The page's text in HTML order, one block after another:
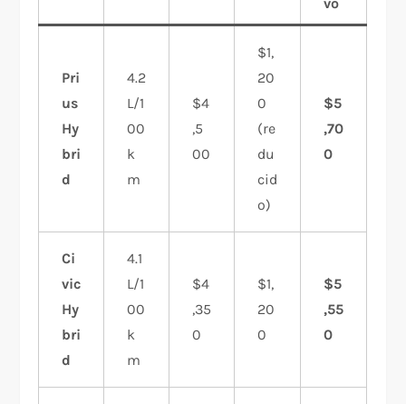
Pri
us
Hy
bri
d
4.2
L/1
00
k
m
$4
,5
00
$1,
20
0
(re
du
cid
o)
$5
,70
0
Ci
vic
Hy
bri
d
4.1
L/1
00
k
m
$4
,35
0
$1,
20
0
$5
,55
0